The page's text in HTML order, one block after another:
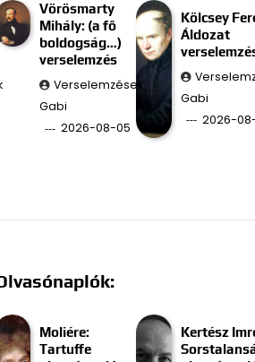
Vörösmarty
Mihály: (a fő
boldogság…)
verselemzés
Verselemzések
Gabi
2026-08-05
Kölcsey
Áldozat
Gabi
2026-
Moliére:
Tartuffe
Kertész